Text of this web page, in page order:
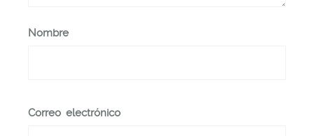
Nombre
Correo electrónico